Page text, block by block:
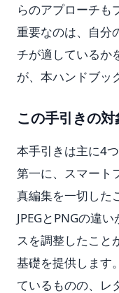
らのアプローチも
重要なのは、自分
チが適しているか
が、本ハンドブッ
この手引きの対
本手引きは主に4
第一に、スマート
真編集を一切した
JPEGとPNGの違
スを調整したこと
基礎を提供します
ているものの、レ